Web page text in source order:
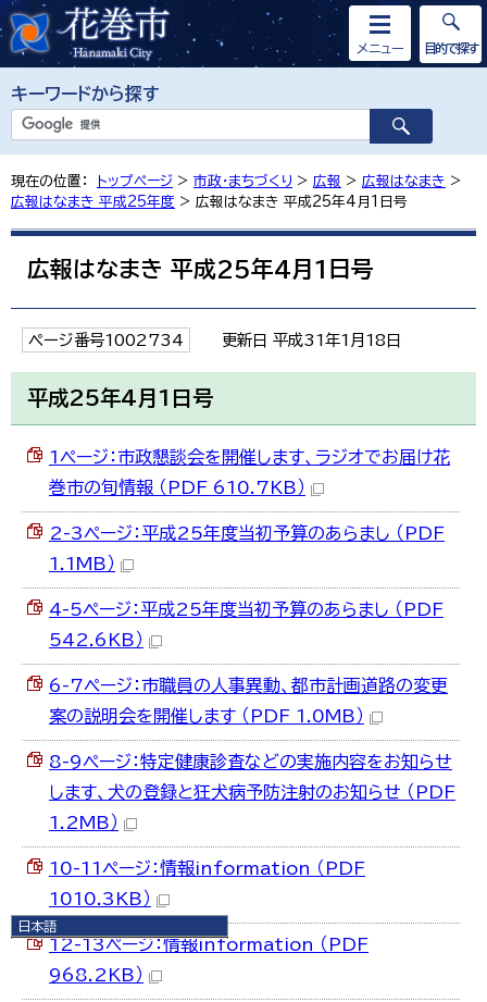
キーワードから探す
メニュー
日本語
日本語
English
目的で探す
現在の位置： トップページ > 市政・まちづくり > 広報 > 広報はなまき >
広報はなまき 平成25年度 > 広報はなまき 平成25年4月1日号
広報はなまき 平成25年4月1日号
ページ番号1002734 更新日 平成31年1月18日
平成25年4月1日号
1ページ：市政懇談会を開催します、ラジオでお届け花
巻市の旬情報 （PDF 610.7KB）
2-3ページ：平成25年度当初予算のあらまし （PDF
1.1MB）
4-5ページ：平成25年度当初予算のあらまし （PDF
542.6KB）
6-7ページ：市職員の人事異動、都市計画道路の変更
案の説明会を開催します （PDF 1.0MB）
8-9ページ：特定健康診査などの実施内容をお知らせ
します、犬の登録と狂犬病予防注射のお知らせ （PDF
1.2MB）
10-11ページ：情報information （PDF
1010.3KB）
12-13ページ：情報information （PDF
968.2KB）